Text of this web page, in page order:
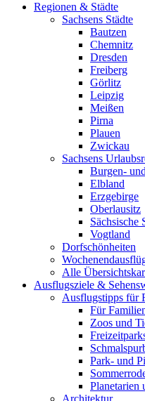
Regionen & Städte
Sachsens Städte
Bautzen
Chemnitz
Dresden
Freiberg
Görlitz
Leipzig
Meißen
Pirna
Plauen
Zwickau
Sachsens
Burgen-
Elbland
Erzgebirge
Oberlausitz
Sächsische
Vogtland
Dorfschönheiten
Alle
Ausflugsziele &
Ausflugstipps für
Für
Zoos und
Park- und
Planetarien
Architektur